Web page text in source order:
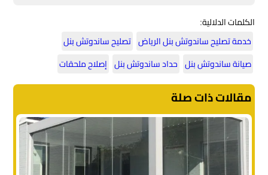
الكلمات الدلالية:
خدمة تصليح ساندوتش بنل الرياض تصليح ساندوتش بنل
صيانة ساندوتش بنل حداد ساندوتش بنل إصلاح ملحقات
مقالات ذات صلة